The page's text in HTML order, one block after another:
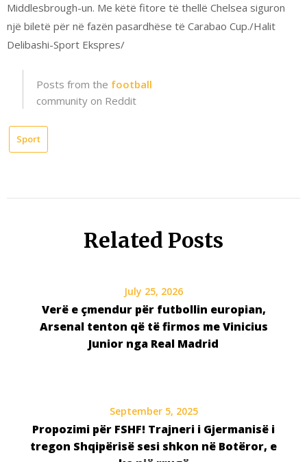
Middlesbrough-un. Me këtë fitore të thellë Chelsea siguron
një biletë për në fazën pasardhëse të Carabao Cup./Halit
Delibashi-Sport Ekspres/
Posts from the football
community on Reddit
Sport
Related Posts
July 25, 2026
Verë e çmendur për futbollin europian,
Arsenal tenton që të firmos me Vinicius
Junior nga Real Madrid
September 5, 2025
Propozimi për FSHF! Trajneri i Gjermanisë i
tregon Shqipërisë sesi shkon në Botëror, e